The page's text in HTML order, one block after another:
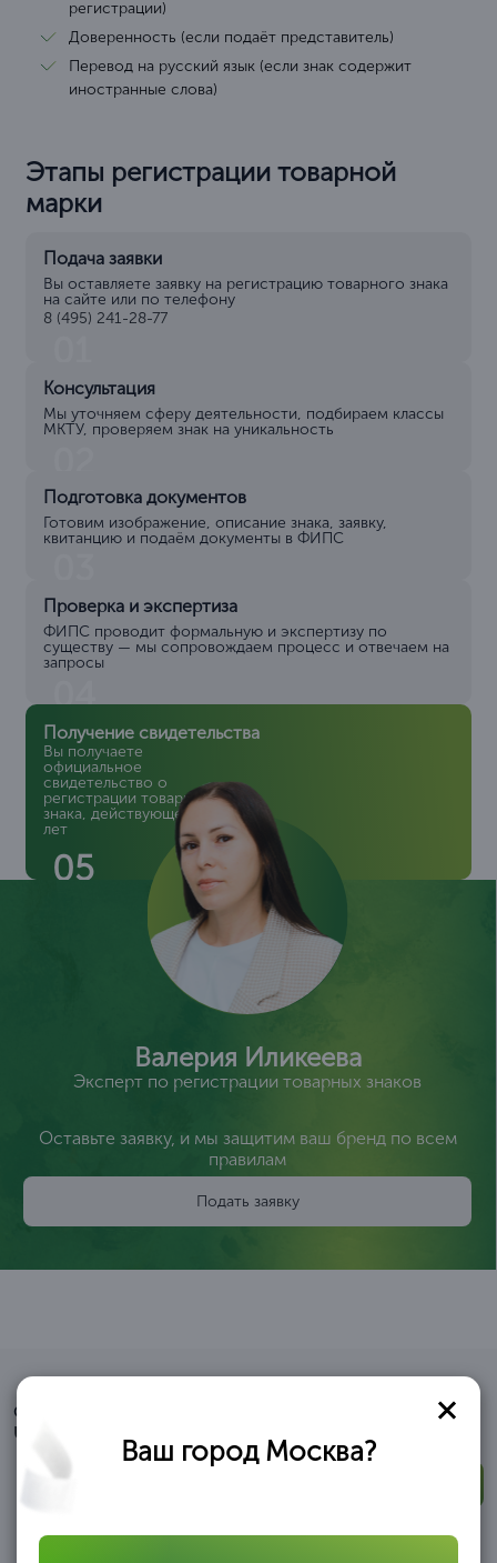
регистрации)
Доверенность (если подаёт представитель)
Перевод на русский язык (если знак содержит
иностранные слова)
Этапы регистрации товарной
марки
Подача заявки
Вы оставляете заявку на регистрацию товарного знака
на сайте или по телефону
8 (495) 241-28-77
Консультация
Мы уточняем сферу деятельности, подбираем классы
МКТУ, проверяем знак на уникальность
Подготовка документов
Готовим изображение, описание знака, заявку,
квитанцию и подаём документы в ФИПС
Проверка и экспертиза
ФИПС проводит формальную и экспертизу по
существу — мы сопровождаем процесс и отвечаем на
запросы
04
Получение свидетельства
Вы получаете
официальное
свидетельство о
регистрации товарного
знака, действующее 10
лет
05
Валерия Иликеева
Эксперт по регистрации товарных знаков
Оставьте заявку, и мы защитим ваш бренд по всем
правилам
Подать заявку
Смотрите видео
Что говорят о нас клиенты?
Ваш город Москва?